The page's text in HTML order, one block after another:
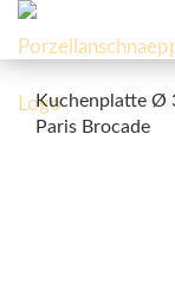
Kuchenplatte Ø
Paris Brocade